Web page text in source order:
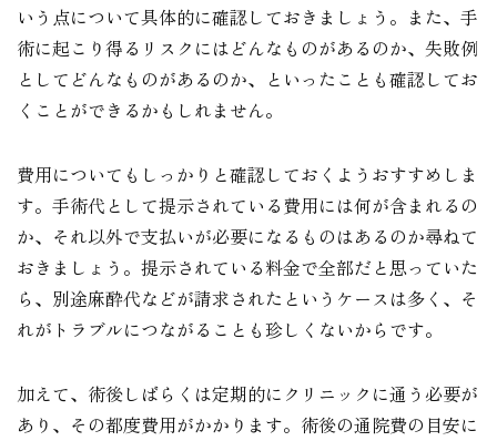
いう点について具体的に確認しておきましょう。また、手
術に起こり得るリスクにはどんなものがあるのか、失敗例
としてどんなものがあるのか、といったことも確認してお
くことができるかもしれません。
費用についてもしっかりと確認しておくようおすすめしま
す。手術代として提示されている費用には何が含まれるの
か、それ以外で支払いが必要になるものはあるのか尋ねて
おきましょう。提示されている料金で全部だと思っていた
ら、別途麻酔代などが請求されたというケースは多く、そ
れがトラブルにつながることも珍しくないからです。
加えて、術後しばらくは定期的にクリニックに通う必要が
あり、その都度費用がかかります。術後の通院費の目安に